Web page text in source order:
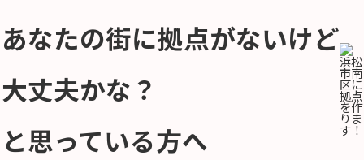
あなたの街に拠点がないけど
大丈夫かな？
と思っている方へ